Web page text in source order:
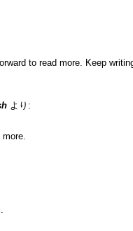
to read more. Keep
より: